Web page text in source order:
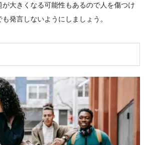
大きくなる可能性もあるので人を傷つけ
発言しないようにしましょう。